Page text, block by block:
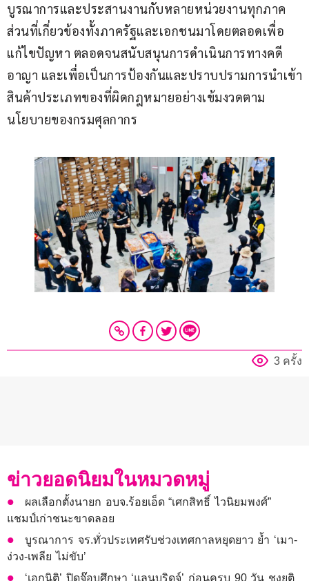
บูรณาการและประสานงานกับหลายหน่วยงานทุกภาค
ส่วนที่เกี่ยวข้องทั้งภาครัฐและเอกชนมาโดยตลอดเพื่อ
แก้ไขปัญหา ตลอดจนสนับสนุนการดำเนินการทางคดี
อาญา และเพื่อเป็นการป้องกันและปราบปรามการนำเข้า
สินค้าประเภทของที่ผิดกฎหมายอย่างเข้มงวดตาม
นโยบายของกรมศุลกากร
3 ครั้ง
ข่าวยอดนิยมในหมวดหมู่
ผลเลือกตั้งนายก อบจ.ร้อยเอ็ด “เศกสิทธิ์ ไวนิยมพงศ์”
แชมป์เก่าชนะขาดลอย
บูรณาการ จร.ทั่วประเทศรับช่วงเทศกาลหยุดยาว ย้ำ ‘เมา-
ง่วง-เพลีย ไม่ขับ’
‘เอกนิติ’ ปิดจ๊อบศึกษา ‘แลนบริดจ์’ ก่อนครบ 90 วัน ชงยุติ